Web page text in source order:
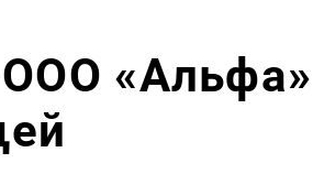
«Альфа»